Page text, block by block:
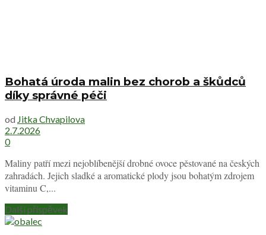
Bohatá úroda malin bez chorob a škůdců
díky správné péči
od Jitka Chvapilova
2.7.2026
0
Maliny patří mezi nejoblíbenější drobné ovoce pěstované na českých
zahradách. Jejich sladké a aromatické plody jsou bohatým zdrojem
vitaminu C,...
Další příspěvek